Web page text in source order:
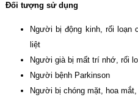
Đối tượng sử dụng
Người bị động kinh, rối loạn
liệt
Người già bị mất trí nhớ, rối
Người bệnh Parkinson
Người bị chóng mặt, hoa